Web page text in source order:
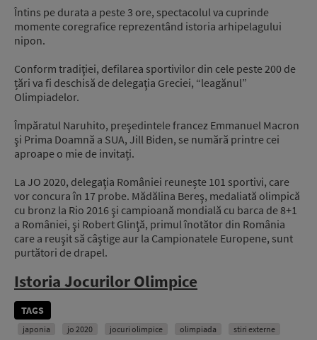
Întins pe durata a peste 3 ore, spectacolul va cuprinde
momente coregrafice reprezentând istoria arhipelagului
nipon.
Conform tradiţiei, defilarea sportivilor din cele peste 200 de
țări va fi deschisă de delegaţia Greciei, “leagănul”
Olimpiadelor.
Împăratul Naruhito, preşedintele francez Emmanuel Macron
şi Prima Doamnă a SUA, Jill Biden, se numără printre cei
aproape o mie de invitați.
La JO 2020, delegaţia României reunește 101 sportivi, care
vor concura în 17 probe. Mădălina Bereş, medaliată olimpică
cu bronz la Rio 2016 şi campioană mondială cu barca de 8+1
a României, şi Robert Glinţă, primul înotător din România
care a reuşit să câştige aur la Campionatele Europene, sunt
purtători de drapel.
Istoria Jocurilor Olimpice
TAGS
japonia jo 2020 jocuri olimpice olimpiada
stiri externe